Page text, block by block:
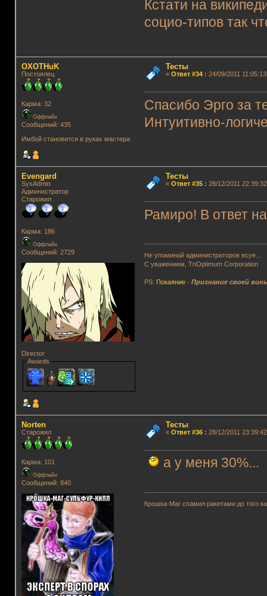
Кстати на
социо-типов так
OXOTHuK
Постоялец
Карма: 32
Оффлайн
Сообщений: 435
Имбой становится в руках мастера
Тесты
« Ответ #34: 24/09/2011
Спасибо Эрго за
Интуитивно-
Evengard
SysAdmin
Администратор
Старожил
Карма: 186
Оффлайн
Сообщений: 2729
Director
Awards
Тесты
« Ответ #35: 28/12/2011
Рамиро! В ответ
Не упоминай администраторов всуе...
С уважением, TriOptimum Corporation
PS: Покаяние -Признание своей
Norten
Старожил
Карма: 101
Оффлайн
Сообщений: 840
Тесты
« Ответ #36: 28/12/2011
а у меня 30%...
Крошка-Маг спамил ракетами до того